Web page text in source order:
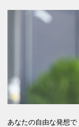
あなたの自由な発想で